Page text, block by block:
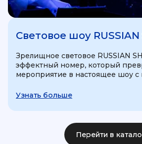
Световое шоу RUSSIAN
Зрелищное световое RUSSIAN
эффектный номер, который
мероприятие в настоящее шоу с
Узнать больше
Перейти в